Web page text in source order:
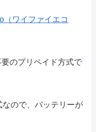
（ワイファイエコ
のプリペイド方式で
ので、バッテリーが